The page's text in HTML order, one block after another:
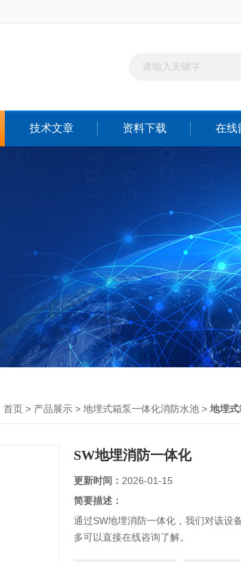
技术文章 资料下载 在线
首页 > 产品展示 > 地埋式箱泵一体化消防水池 > 地埋
SW地埋消防一体化
更新时间： 2026-01-15
简要描述：
通过SW地埋消防一体化，我们对该设
多可以直接在线咨询了解。